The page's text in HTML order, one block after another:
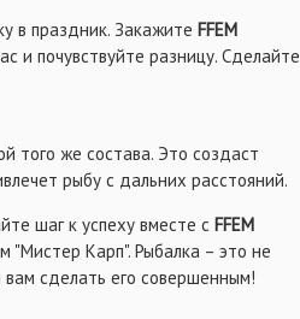
в праздник. Закажите FFEM
и почувствуйте разницу. Сделайте
того же состава. Это создаст
рыбу с дальних расстояний.
шаг к успеху вместе с FFEM
"Мистер Карп". Рыбалка – это не
сделать его совершенным!